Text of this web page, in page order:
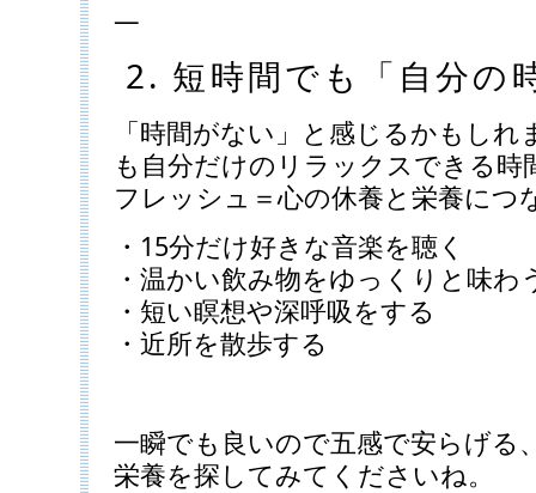
—
2. 短時間でも「自分の
「時間がない」と感じるかもし
も自分だけのリラックスできる
フレッシュ＝心の休養と栄養につ
・15分だけ好きな音楽を聴く
・温かい飲み物をゆっくりと味わ
・短い瞑想や深呼吸をする
・近所を散歩する
一瞬でも良いので五感で安らげる
栄養を探してみてくださいね。